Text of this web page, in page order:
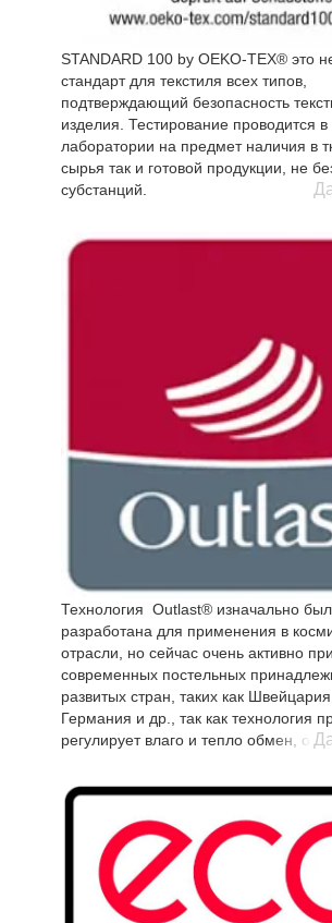
STANDARD 100 by OEKO-TEX® это
стандарт для текстиля всех типов,
подтверждающий безопасность
изделия. Тестирование проводится
лаборатории на предмет наличия в
сырья так и готовой продукции, не
субстанций.
Технология Outlast® изначально
разработана для применения в
отрасли, но сейчас очень активно
современных постельных
развитых стран, таких как
Германия и др., так как технология
регулирует влаго и тепло обмен,
температуры сокращаются, за счет
меньше потеет или мерзнет во сне.
принадлежности с волокном Аутласт
адаптируются под индивидуальные
человека в тепле и не допускают
переохлаждения во время сна.